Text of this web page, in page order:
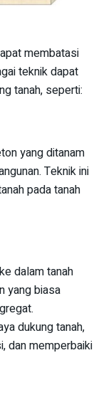
membatasi
teknik dapat
tanah, seperti:
yang ditanam
Teknik ini
pada tanah
dalam tanah
yang biasa
dukung tanah,
dan memperbaiki